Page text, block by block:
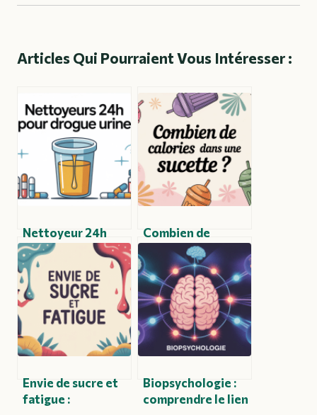
Articles Qui Pourraient Vous Intéresser :
Nettoyeur 24h
drogue urine :
mythe ou réalité
pour le dépistage ?
Combien de
calories dans une
sucette et ce qu’il
faut savoir
Envie de sucre et
fatigue :
Biopsychologie :
comprendre le lien